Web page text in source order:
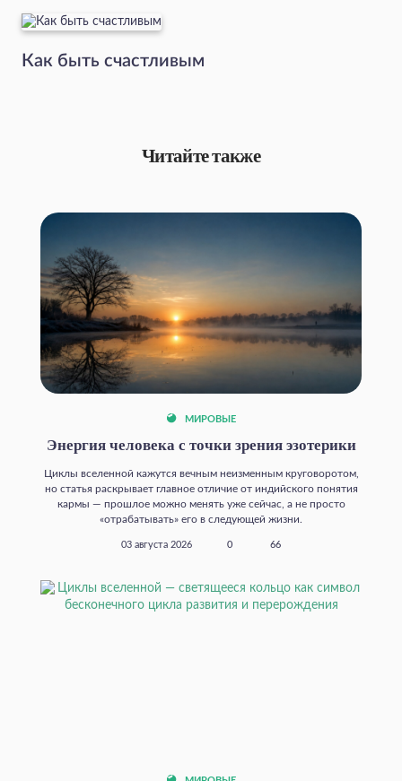
Как быть счастливым
Читайте также
МИРОВЫЕ
Энергия человека с точки зрения эзотерики
Циклы вселенной кажутся вечным неизменным круговоротом,
но статья раскрывает главное отличие от индийского понятия
кармы — прошлое можно менять уже сейчас, а не просто
«отрабатывать» его в следующей жизни.
03 августа 2026 0 66